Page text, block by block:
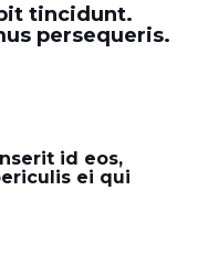
tincidunt.
persequeris.
id eos,
ei qui